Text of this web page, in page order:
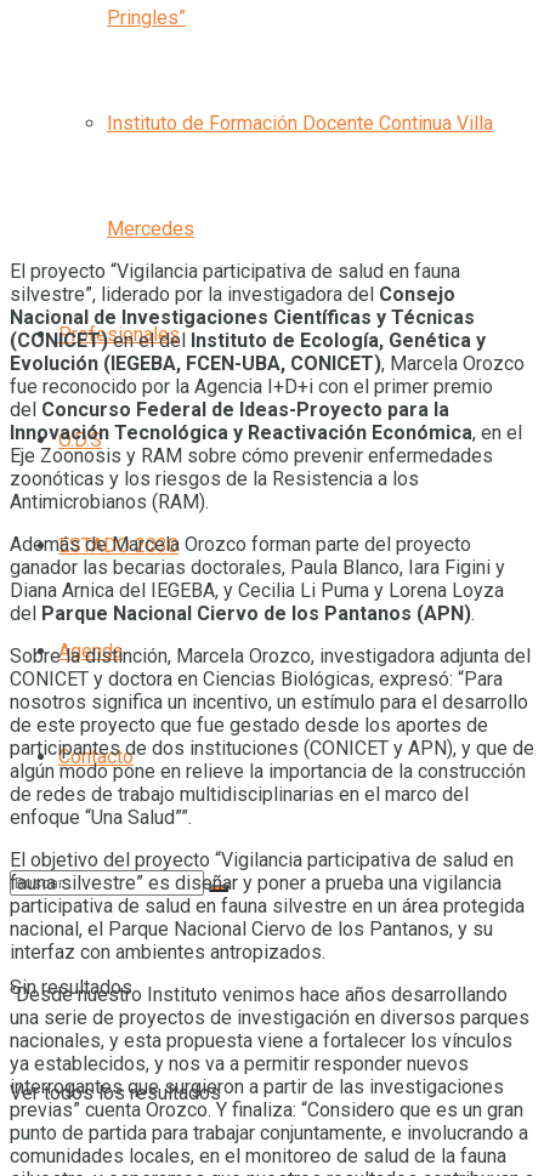
Pringles”
Instituto de Formación Docente Continua Villa
Mercedes
Profesionales
O.D.S
ESTADO 2030
Agenda
Contacto
Sin resultados
Ver todos los resultados
El proyecto “Vigilancia participativa de salud en fauna
silvestre”, liderado por la investigadora del Consejo
Nacional de Investigaciones Científicas y Técnicas
(CONICET)en el del Instituto de Ecología, Genética y
Evolución (IEGEBA, FCEN-UBA, CONICET), Marcela Orozco
fue reconocido por la Agencia I+D+i con el primer premio
del Concurso Federal de Ideas-Proyecto para la
Innovación Tecnológica y Reactivación Económica, en el
Eje Zoonosis y RAM sobre cómo prevenir enfermedades
zoonóticas y los riesgos de la Resistencia a los
Antimicrobianos (RAM).
Además de Marcela Orozco forman parte del proyecto
ganador las becarias doctorales, Paula Blanco, Iara Figini y
Diana Arnica del IEGEBA, y Cecilia Li Puma y Lorena Loyza
del Parque Nacional Ciervo de los Pantanos (APN).
Sobre la distinción, Marcela Orozco, investigadora adjunta del
CONICET y doctora en Ciencias Biológicas, expresó: “Para
nosotros significa un incentivo, un estímulo para el desarrollo
de este proyecto que fue gestado desde los aportes de
participantes de dos instituciones (CONICET y APN), y que de
algún modo pone en relieve la importancia de la construcción
de redes de trabajo multidisciplinarias en el marco del
enfoque “Una Salud””.
El objetivo del proyecto “Vigilancia participativa de salud en
fauna silvestre” es diseñar y poner a prueba una vigilancia
participativa de salud en fauna silvestre en un área protegida
nacional, el Parque Nacional Ciervo de los Pantanos, y su
interfaz con ambientes antropizados.
“Desde nuestro Instituto venimos hace años desarrollando
una serie de proyectos de investigación en diversos parques
nacionales, y esta propuesta viene a fortalecer los vínculos
ya establecidos, y nos va a permitir responder nuevos
interrogantes que surgieron a partir de las investigaciones
previas” cuenta Orozco. Y finaliza: “Considero que es un gran
punto de partida para trabajar conjuntamente, e involucrando a
comunidades locales, en el monitoreo de salud de la fauna